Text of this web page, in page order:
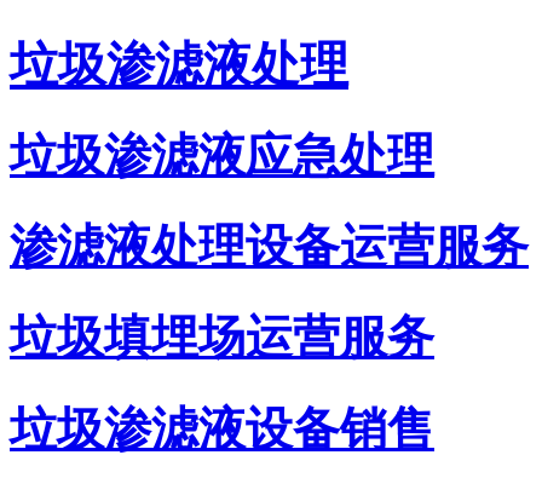
垃圾渗滤液处理
垃圾渗滤液应急处理
渗滤液处理设备运营服务
垃圾填埋场运营服务
垃圾渗滤液设备销售